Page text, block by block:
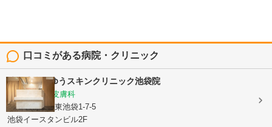
口コミがある病院・クリニック
池袋皮膚科ゆうスキンクリニック池袋院
皮膚科, 美容皮膚科
東京都豊島区東池袋1-7-5
池袋イースタンビル2F